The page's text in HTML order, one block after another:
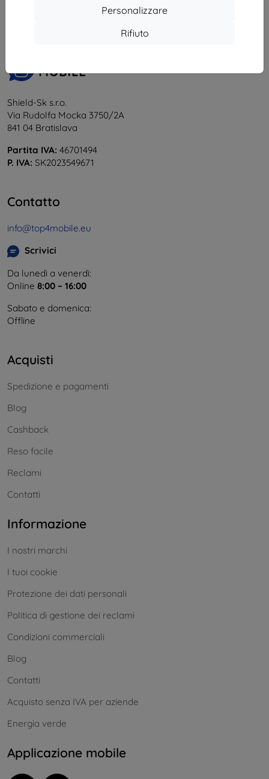
Personalizzare
Rifiuto
Shield-Sk s.r.o.
Via Rudolfa Mocka 3750/2A
841 04 Bratislava
Partita IVA: 46701494
P. IVA: SK2023549671
Contatto
info@top4mobile.eu
Scrivici
Da lunedì a venerdì:
Online 8:00 – 16:00
Sabato e domenica:
Offline
Acquisti
Spedizione e pagamenti
Blog
Cashback
Reso facile
Reclami
Contatti
Informazione
I nostri marchi
I tuoi cookie
Protezione dei dati personali
Politica di gestione dei reclami
Condizioni commerciali
Blog
Contatti
Acquisto senza IVA per aziende
Energia verde
Applicazione mobile